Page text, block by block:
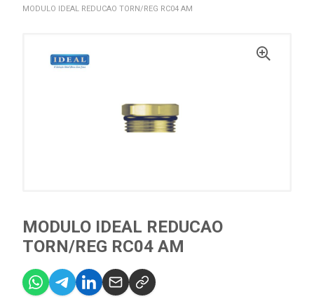
MODULO IDEAL REDUCAO TORN/REG RC04 AM
MODULO IDEAL REDUCAO
TORN/REG RC04 AM